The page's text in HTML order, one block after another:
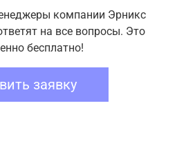
компании Эрникс
на все вопросы. Это
бесплатно!
заявку